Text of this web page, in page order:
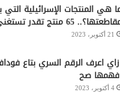
هي المنتجات الإسرائيلية
65 منتج تقدر تستغنى عنهم
21 أكتوبر، 2023
اعرف الرقم السري بتاع
صح
4 أكتوبر، 2023